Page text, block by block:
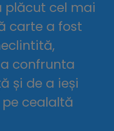
plăcut cel mai
carte a fost
confrunta
și de a ieși
cealaltă